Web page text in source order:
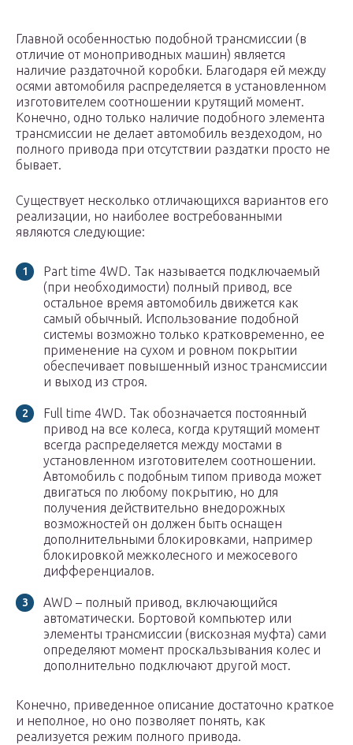
Главной особенностью подобной трансмиссии (в
отличие от моноприводных машин) является
наличие раздаточной коробки. Благодаря ей между
осями автомобиля распределяется в установленном
изготовителем соотношении крутящий момент.
Конечно, одно только наличие подобного элемента
трансмиссии не делает автомобиль вездеходом, но
полного привода при отсутствии раздатки просто не
бывает.
Существует несколько отличающихся вариантов его
реализации, но наиболее востребованными
являются следующие:
Part time 4WD. Так называется подключаемый
(при необходимости) полный привод, все
остальное время автомобиль движется как
самый обычный. Использование подобной
системы возможно только кратковременно, ее
применение на сухом и ровном покрытии
обеспечивает повышенный износ трансмиссии
и выход из строя.
Full time 4WD. Так обозначается постоянный
привод на все колеса, когда крутящий момент
всегда распределяется между мостами в
установленном изготовителем соотношении.
Автомобиль с подобным типом привода может
двигаться по любому покрытию, но для
получения действительно внедорожных
возможностей он должен быть оснащен
дополнительными блокировками, например
блокировкой межколесного и межосевого
дифференциалов.
AWD – полный привод, включающийся
автоматически. Бортовой компьютер или
элементы трансмиссии (вискозная муфта) сами
определяют момент проскальзывания колес и
дополнительно подключают другой мост.
Конечно, приведенное описание достаточно краткое
и неполное, но оно позволяет понять, как
реализуется режим полного привода.